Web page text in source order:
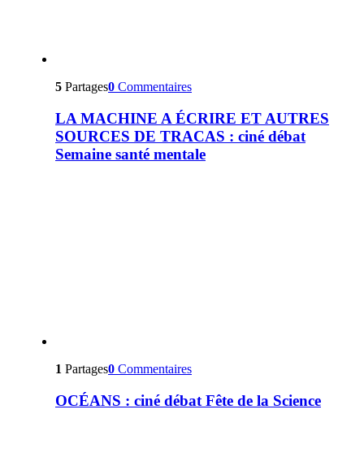
5 Partages0 Commentaires
LA MACHINE A ÉCRIRE ET AUTRES
SOURCES DE TRACAS : ciné débat
Semaine santé mentale
1 Partages0 Commentaires
OCÉANS : ciné débat Fête de la Science